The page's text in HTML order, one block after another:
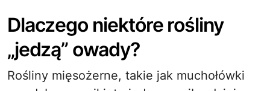
Dlaczego niektóre rośliny
„jedzą” owady?
Rośliny mięsożerne, takie jak muchołówki